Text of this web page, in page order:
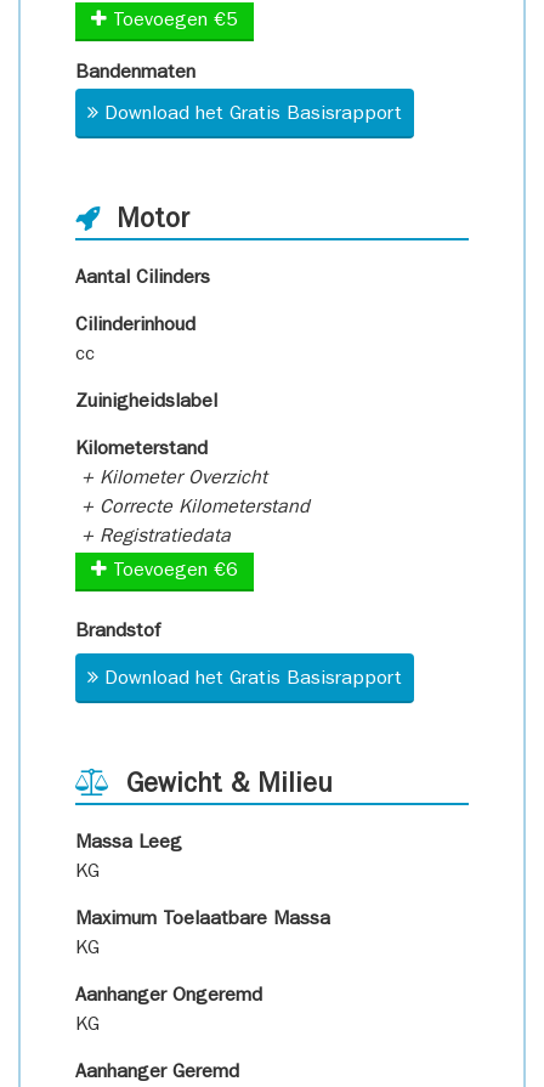
Toevoegen €5
Bandenmaten
Download het Gratis Basisrapport
Motor
Aantal Cilinders
Cilinderinhoud
cc
Zuinigheidslabel
Kilometerstand
+ Kilometer Overzicht
+ Correcte Kilometerstand
+ Registratiedata
Toevoegen €6
Brandstof
Download het Gratis Basisrapport
Gewicht & Milieu
Massa Leeg
KG
Maximum Toelaatbare Massa
KG
Aanhanger Ongeremd
KG
Aanhanger Geremd